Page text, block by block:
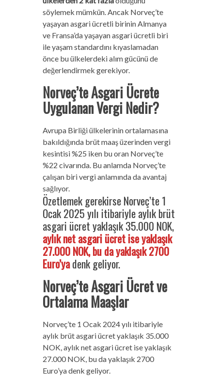
söylemek mümkün. Ancak Norveç’te
yaşayan asgari ücretli birinin Almanya
ve Fransa’da yaşayan asgari ücretli biri
ile yaşam standardını kıyaslamadan
önce bu ülkelerdeki alım gücünü de
değerlendirmek gerekiyor.
Norveç’te Asgari Ücrete
Uygulanan Vergi Nedir?
Avrupa Birliği ülkelerinin ortalamasına
bakıldığında brüt maaş üzerinden vergi
kesintisi %25 iken bu oran Norveç’te
%22 civarında. Bu anlamda Norveç’te
çalışan biri vergi anlamında da avantaj
sağlıyor.
Özetlemek gerekirse Norveç’te 1
Ocak 2025 yılı itibariyle aylık brüt
asgari ücret yaklaşık 35.000 NOK,
aylık net asgari ücret ise yaklaşık
27.000 NOK, bu da yaklaşık 2700
Euro’yadenk geliyor.
Norveç’te Asgari Ücret ve
Ortalama Maaşlar
Norveç’te 1 Ocak 2024 yılı itibariyle
aylık brüt asgari ücret yaklaşık 35.000
NOK, aylık net asgari ücret ise yaklaşık
27.000 NOK, bu da yaklaşık 2700
Euro’ya denk geliyor.